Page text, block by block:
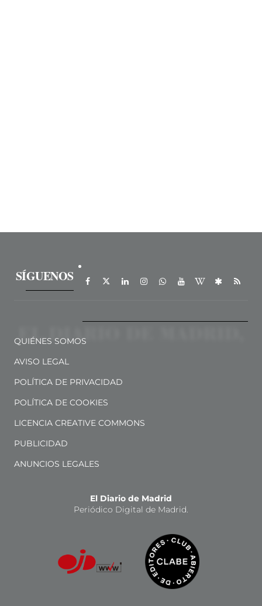
SÍGUENOS
QUIÉNES SOMOS
AVISO LEGAL
POLÍTICA DE PRIVACIDAD
POLÍTICA DE COOKIES
LICENCIA CREATIVE COMMONS
PUBLICIDAD
ANUNCIOS LEGALES
El Diario de Madrid
Periódico Digital de Madrid.